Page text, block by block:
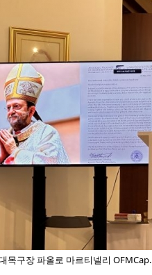
목구장 파올로 마르티넬리